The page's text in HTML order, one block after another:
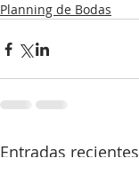
Planning de Bodas
Entradas recientes